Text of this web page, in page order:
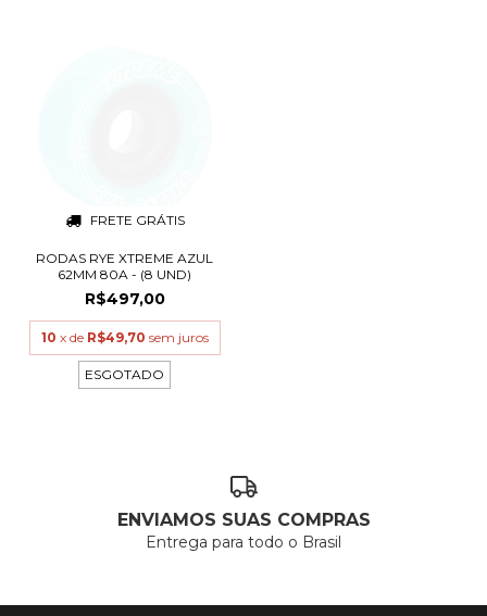
FRETE GRÁTIS
RODAS RYE XTREME AZUL
62MM 80A - (8 UND)
R$497,00
10 x de R$49,70 sem juros
ESGOTADO
ENVIAMOS SUAS COMPRAS
Entrega para todo o Brasil